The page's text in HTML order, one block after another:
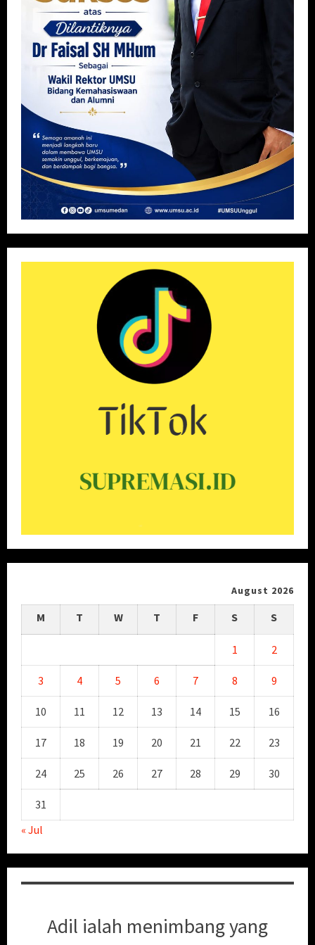
August 2026
M T W T F S S
1 2
3 4 5 6 7 8 9
10 11 12 13 14 15 16
17 18 19 20 21 22 23
24 25 26 27 28 29 30
31
« Jul
Adil ialah menimbang yang